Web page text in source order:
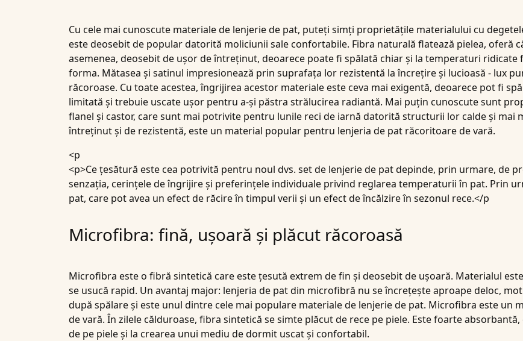
Cu cele mai cunoscute materiale de lenjerie de pat, puteți simți proprietățile materialului cu
este deosebit de popular datorită moliciunii sale confortabile. Fibra naturală flatează pielea, oferă
asemenea, deosebit de ușor de întreținut, deoarece poate fi spălată chiar și la temperaturi
forma. Mătasea și satinul impresionează prin suprafața lor rezistentă la încrețire și lucioasă - lux
răcoroase. Cu toate acestea, îngrijirea acestor materiale este ceva mai exigentă, deoarece pot fi
limitată și trebuie uscate ușor pentru a-și păstra strălucirea radiantă. Mai puțin cunoscute sunt
flanel și castor, care sunt mai potrivite pentru lunile reci de iarnă datorită structurii lor calde și mai
întreținut și de rezistentă, este un material popular pentru lenjeria de pat răcoritoare de vară.
<p
<p>Ce țesătură este cea potrivită pentru noul dvs. set de lenjerie de pat depinde, prin urmare, de
senzația, cerințele de îngrijire și preferințele individuale privind reglarea temperaturii în pat. Prin
pat, care pot avea un efect de răcire în timpul verii și un efect de încălzire în sezonul rece.</p
Microfibra: fină, ușoară și plăcut răcoroasă
Microfibra este o fibră sintetică care este țesută extrem de fin și deosebit de ușoară. Materialul
se usucă rapid. Un avantaj major: lenjeria de pat din microfibră nu se încrețește aproape deloc,
după spălare și este unul dintre cele mai populare materiale de lenjerie de pat. Microfibra este un
de vară. În zilele călduroase, fibra sintetică se simte plăcut de rece pe piele. Este foarte
de pe piele și la crearea unui mediu de dormit uscat și confortabil.